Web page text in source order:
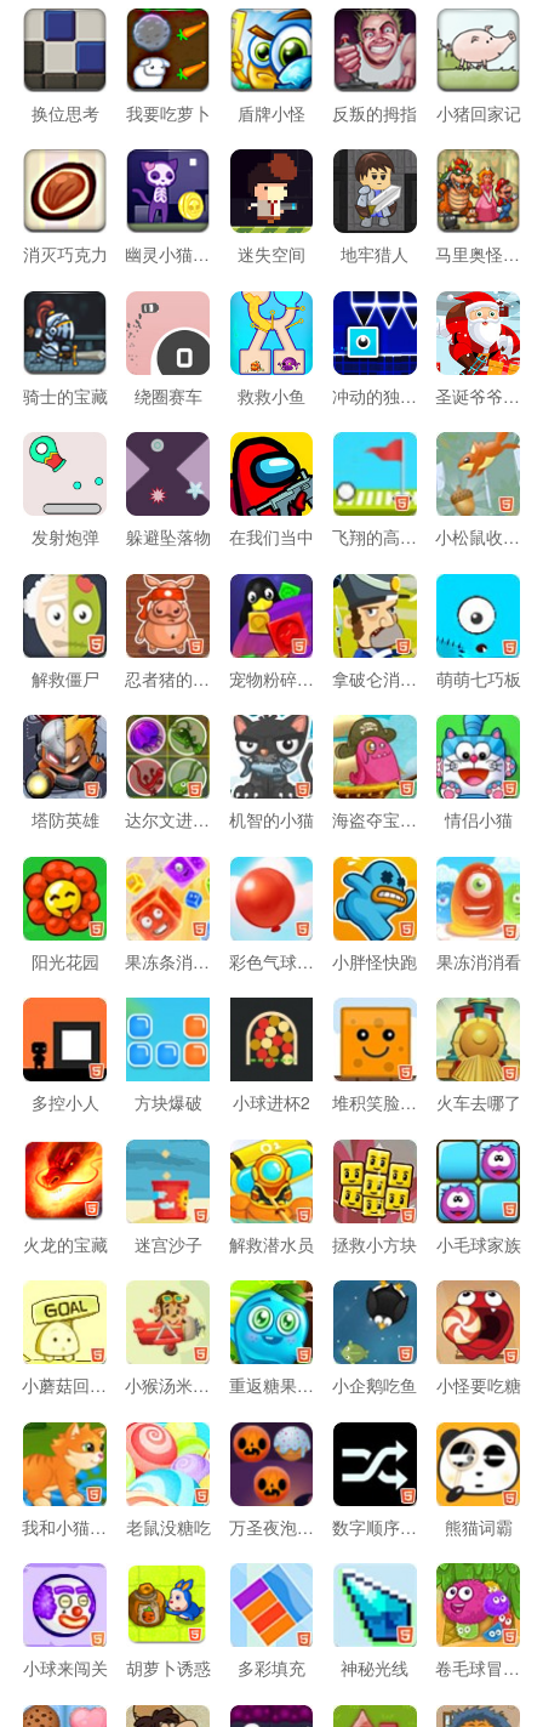
换位思考 我要吃萝卜 盾牌小怪 反叛的拇指 小猪回家记
消灭巧克力 幽灵小猫历险记 迷失空间 地牢猎人 马里奥怪物岛
骑士的宝藏 绕圈赛车 救救小鱼 冲动的独眼方块 圣诞爷爷溜冰
发射炮弹 躲避坠落物 在我们当中 飞翔的高尔夫 小松鼠收坚果
解救僵尸 忍者猪的修行 宠物粉碎方块 拿破仑消灭僵尸 萌萌七巧板
塔防英雄 达尔文进化论 机智的小猫 海盗夺宝之战 情侣小猫
阳光花园 果冻条消消看 彩色气球对对碰 小胖怪快跑 果冻消消看
多控小人 方块爆破 小球进杯2 堆积笑脸H5版 火车去哪了
火龙的宝藏 迷宫沙子 解救潜水员 拯救小方块 小毛球家族
小蘑菇回家记 小猴汤米开飞机 重返糖果大陆4 小企鹅吃鱼 小怪要吃糖
我和小猫的一天 老鼠没糖吃 万圣夜泡泡龙 数字顺序排列 熊猫词霸
小球来闯关 胡萝卜诱惑 多彩填充 神秘光线 卷毛球冒险5